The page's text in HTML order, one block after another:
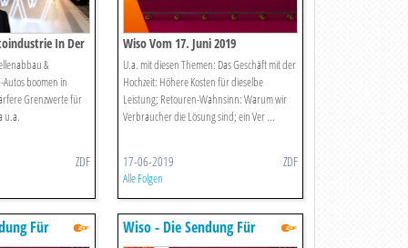
In Der
&
boomen in
Grenzwerte für
u.a.
ZDF
Wiso Vom 17. Juni 2019
U.a. mit diesen Themen: Das Geschäft mit der
Hochzeit: Höhere Kosten für dieselbe
Leistung; Retouren-Wahnsinn: Warum wir
Verbraucher die Lösung sind; ein Ver ...
17-06-2019 ZDF
Alle Folgen
Für
Wiso - Die Sendung Für